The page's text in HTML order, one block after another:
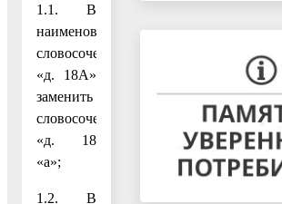
1.1. В
наименование
словосочетание
«д. 18А»
заменить
словосочетанием
«д. 18
«а»;
1.2. В